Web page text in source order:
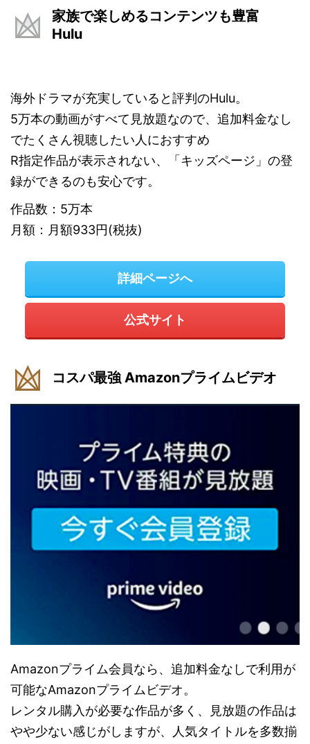
家族で楽しめるコンテンツも豊富
Hulu
海外ドラマが充実していると評判のHulu。
5万本の動画がすべて見放題なので、追加料金なし
でたくさん視聴したい人におすすめ
R指定作品が表示されない、「キッズページ」の登
録ができるのも安心です。
作品数：5万本
月額：月額933円(税抜)
詳細ページへ
公式サイト
コスパ最強 Amazonプライムビデオ
Amazonプライム会員なら、追加料金なしで利用が
可能なAmazonプライムビデオ。
レンタル購入が必要な作品が多く、見放題の作品は
やや少ない感じがしますが、人気タイトルを多数揃